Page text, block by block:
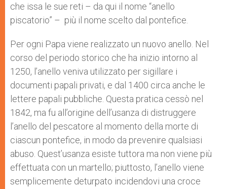
che issa le sue reti – da qui il nome “anello
piscatorio” – più il nome scelto dal pontefice.
Per ogni Papa viene realizzato un nuovo anello. Nel
corso del periodo storico che ha inizio intorno al
1250, l’anello veniva utilizzato per sigillare i
documenti papali privati, e dal 1400 circa anche le
lettere papali pubbliche. Questa pratica cessò nel
1842, ma fu all’origine dell’usanza di distruggere
l’anello del pescatore al momento della morte di
ciascun pontefice, in modo da prevenire qualsiasi
abuso. Quest’usanza esiste tuttora ma non viene più
effettuata con un martello; piuttosto, l’anello viene
semplicemente deturpato incidendovi una croce